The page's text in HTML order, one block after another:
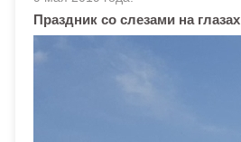
Праздник со слезами на глазах